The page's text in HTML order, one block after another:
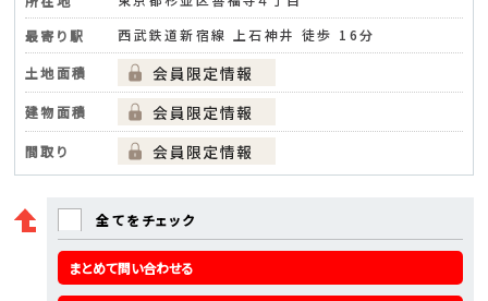
最寄り駅
西武鉄道新宿線 上石神井 徒歩 16分
土地面積
建物面積
間取り
全てをチェック
まとめて問い合わせる